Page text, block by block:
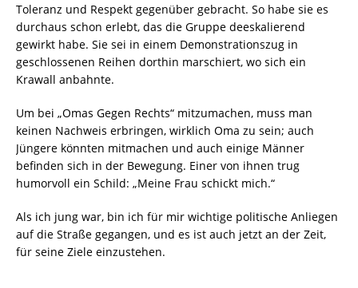
Toleranz und Respekt gegenüber gebracht. So habe sie es
durchaus schon erlebt, das die Gruppe deeskalierend
gewirkt habe. Sie sei in einem Demonstrationszug in
geschlossenen Reihen dorthin marschiert, wo sich ein
Krawall anbahnte.
Um bei „Omas Gegen Rechts“ mitzumachen, muss man
keinen Nachweis erbringen, wirklich Oma zu sein; auch
Jüngere könnten mitmachen und auch einige Männer
befinden sich in der Bewegung. Einer von ihnen trug
humorvoll ein Schild: „Meine Frau schickt mich.“
Als ich jung war, bin ich für mir wichtige politische Anliegen
auf die Straße gegangen, und es ist auch jetzt an der Zeit,
für seine Ziele einzustehen.